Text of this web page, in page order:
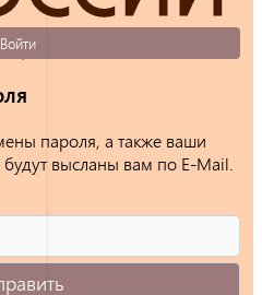
Войти
пароля, а также ваши
высланы вам по E-Mail.